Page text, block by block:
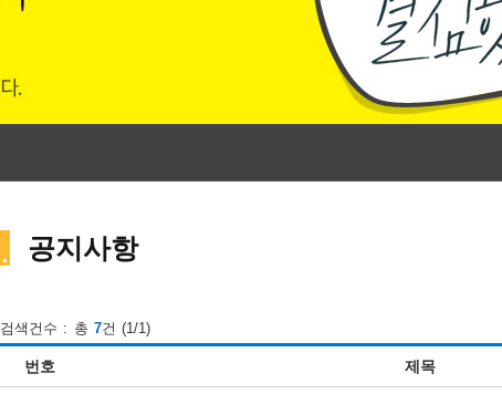
공지사항
검색건수 : 총 7건 (1/1)
번호 제목